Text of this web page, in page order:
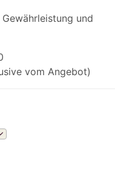
und
vom Angebot)